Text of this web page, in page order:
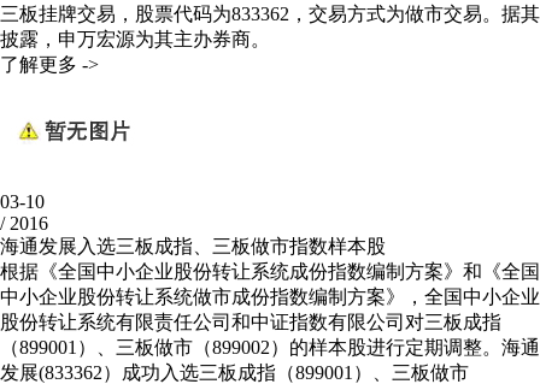
三板挂牌交易，股票代码为833362，交易方式为做市交易。据其
披露，申万宏源为其主办券商。
了解更多 ->
03-10
/ 2016
海通发展入选三板成指、三板做市指数样本股
根据《全国中小企业股份转让系统成份指数编制方案》和《全国
中小企业股份转让系统做市成份指数编制方案》，全国中小企业
股份转让系统有限责任公司和中证指数有限公司对三板成指
（899001）、三板做市（899002）的样本股进行定期调整。海通
发展(833362）成功入选三板成指（899001）、三板做市